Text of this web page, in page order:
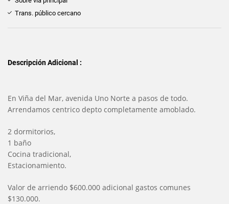
Trans. público cercano
Descripción Adicional :
En Viña del Mar, avenida Uno Norte a pasos de todo.
Arrendamos centrico depto completamente amoblado.
2 dormitorios,
1 baño
Cocina tradicional,
Estacionamiento.
Valor de arriendo $600.000 adicional gastos comunes
$130.000.